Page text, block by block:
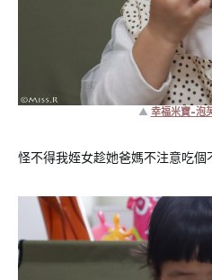
▲ 幸福米寶-泡
怪不得我姪女趁她爸媽不注意吃個